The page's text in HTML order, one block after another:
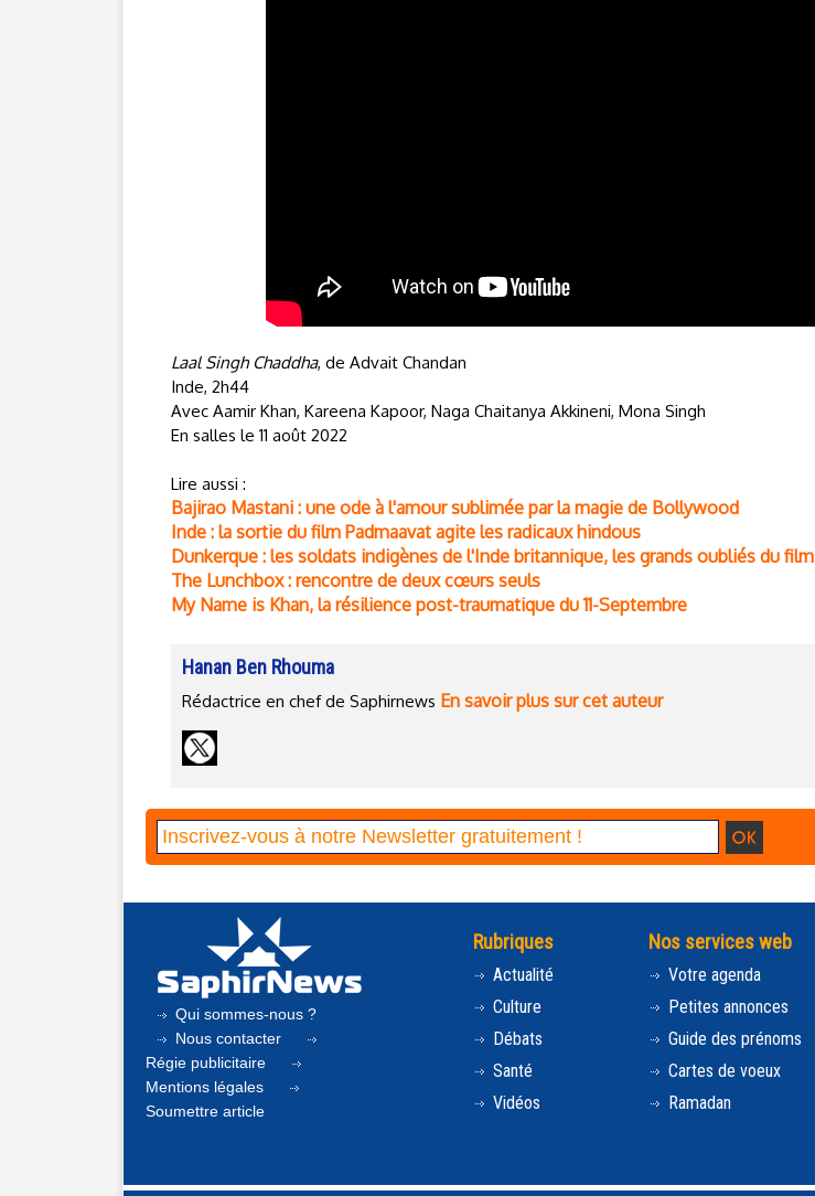
Laal Singh Chaddha, de Advait Chandan
Inde, 2h44
Avec Aamir Khan, Kareena Kapoor, Naga Chaitanya Akkineni, Mona Singh
En salles le 11 août 2022
Lire aussi :
Bajirao Mastani : une ode à l'amour sublimée par la magie de Bollywood
Inde : la sortie du film Padmaavat agite les radicaux hindous
Dunkerque : les soldats indigènes de l'Inde britannique, les grands oubliés du film
The Lunchbox : rencontre de deux cœurs seuls
My Name is Khan, la résilience post-traumatique du 11-Septembre
Hanan Ben Rhouma
Rédactrice en chef de Saphirnews En savoir plus sur cet auteur
Qui sommes-nous ?
Nous contacter
Régie publicitaire
Mentions légales
Soumettre article
Rubriques
Actualité
Culture
Débats
Santé
Vidéos
Nos services web
Votre agenda
Petites annonces
Guide des prénoms
Cartes de voeux
Ramadan